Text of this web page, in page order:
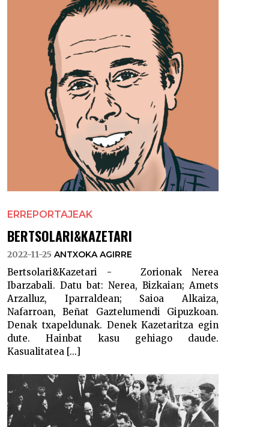
ERREPORTAJEAK
BERTSOLARI&KAZETARI
2022-11-25 ANTXOKA AGIRRE
Bertsolari&Kazetari - Zorionak Nerea
Ibarzabali. Datu bat: Nerea, Bizkaian; Amets
Arzalluz, Iparraldean; Saioa Alkaiza,
Nafarroan, Beñat Gaztelumendi Gipuzkoan.
Denak txapeldunak. Denek Kazetaritza egin
dute. Hainbat kasu gehiago daude.
Kasualitatea [...]